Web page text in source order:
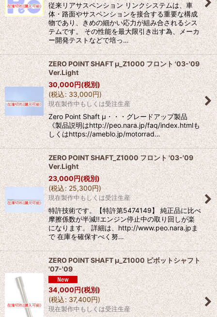
従来リアサスペンション リンクシステムは、車
体・路面やサスペンションを接合する重要な構成
物であり、きめの細かい応力が組み合されるシス
テムです。 その性能を最大限引き出す為、メーカ
ー開発テストなどで培っ…
ZERO POINT SHAFT μ_Z1000 フロント '03-'09
Ver.Light
30,000円(税別)
(税込: 33,000円)
現在製作中もしくは受注生産
Zero Point Shaft μ・・・グレードアップ製品
《製品説明はhttp://peo.nara.jp/faq/index.htmlも
しくはhttps://ameblo.jp/motorrad…
ZERO POINT SHAFT_Z1000 フロント '03-'09
Ver.Light
23,000円(税別)
(税込: 25,300円)
現在製作中もしくは受注生産
特許技術です。【特許第5474149】 純正品に比べ
摩擦係数が半減!!エンジン停止中の取り回しが楽
になります。 詳細は、http://www.peo.nara.jpま
で 在庫を確保すべく努…
ZERO POINT SHAFT μ_Z1000 ピボットシャフト
'07-'09
34,000円(税別)
(税込: 37,400円)
現在製作中もしくは受注生産